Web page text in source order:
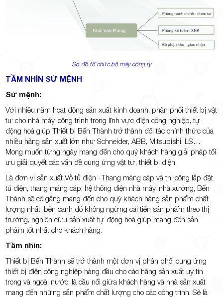
Sơ đồ tổ chức bộ máy công ty
TẦM NHÌN SỨ MỆNH
Sứ mệnh:
Với nhiều năm hoạt động sản xuất kinh doanh, phân phối thiết bị vật
tư cho nhà máy, công trình trong lĩnh vực điện công nghiệp, tự
động hoá giúp Thiết bị Bến Thành trở thành đối tác chính thức của
nhiều hãng sản xuất lớn như Schneider, ABB, Mitsubishi, LS…
Mong muốn từng ngày mang đến cho quý khách hàng giải pháp tối
ưu giải quyết các vấn đề cung ứng vật tư, thiết bị điện.
Là đơn vị sản xuất Vỏ tủ điện -Thang máng cáp và thi công lắp đặt
tủ điện, thang máng cáp, hệ thống điện nhà máy, nhà xưởng, Bến
Thành sẽ cố gắng mang đến cho quý khách hàng sản phẩm chất
lượng nhất, bên cạnh đó không ngừng cải tiến sản phẩm theo thị
trường, nghiên cứu sản xuất tự động hoá giúp mang đến sản
phẩm tốt nhất cho khách hàng.
Tầm nhìn:
Thiết bị Bến Thành sẽ trở thành một đơn vị phân phối cung ứng
thiết bị điện công nghiệp hàng đầu cho các hãng sản xuất uy tín
trong và ngoài nước, là cầu nối giữa khách hàng và nhà sản xuất
mang đến những sản phẩm chất lượng cho các công trình. Sẽ là